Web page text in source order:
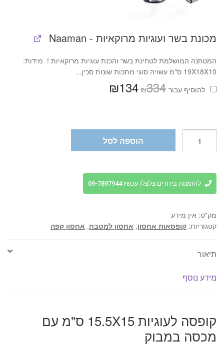
מכונת בשר ועוגיות מרוקאיות - Naaman
המטחנה המושלמת לטחינת בשר והכנת עוגיות מרוקאיות ! מידות:
19X18X10 ס"מ עשויה סוגי מתכות שונות סכין...
להוסיף⁦⁩ עבור
₪334 המחיר
המקורי₪134
לעוגיות
15.5X15
ס"מ
עם
מכסה
הוספה לסל
להזמנות בירורים צלצלו עכשיו 09-7897944
מק"ט: אין מידע
קטגוריות: קופסאות אחסון, אחסון למטבח, אחסון קפה
תיאור
מידע נוסף
קופסה לעוגיות 15.5X15 ס"מ עם
מכסה במבוק